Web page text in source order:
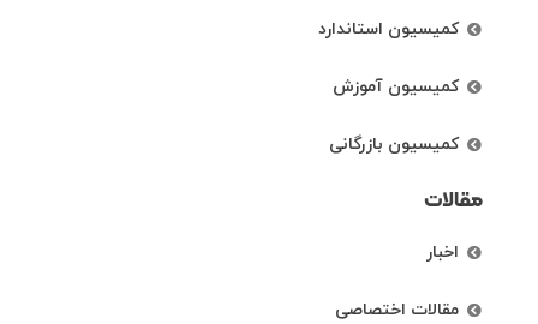
کمیسیون استاندارد
کمیسیون آموزش
کمیسیون بازرگانی
مقالات
اخبار
مقالات اختصاصی